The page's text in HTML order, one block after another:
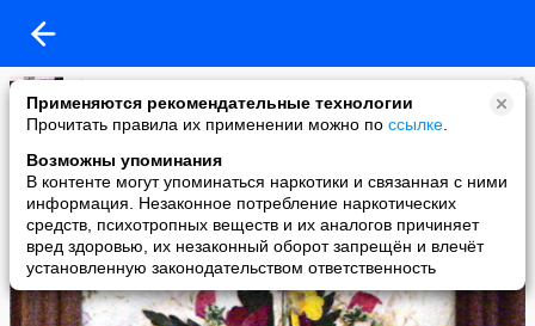
Применяются рекомендательные технологии
Прочитать правила их применении можно по ссылке
Возможны упоминания
В контенте могут упоминаться наркотики и связанная с ними
информация. Незаконное потребление наркотических
средств, психотропных веществ и их аналогов причиняет
вред здоровью, их незаконный оборот запрещён и влечёт
установленную законодательством ответственность
olgaro
added a photo
11 Jan в 13:01